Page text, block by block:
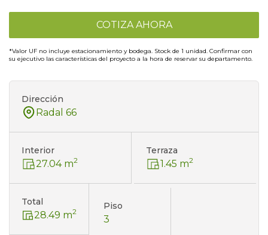
COTIZA AHORA
*Valor UF no incluye estacionamiento y bodega. Stock de 1 unidad. Confirmar con
su ejecutivo las características del proyecto a la hora de reservar su departamento.
Dirección
Radal 66
Interior
27.04 m2
Terraza
1.45 m2
Total
28.49 m2
Piso
3